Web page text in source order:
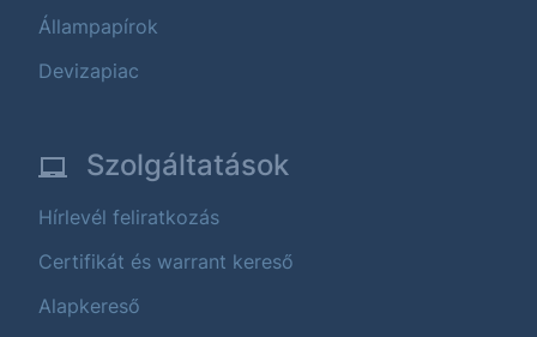
Állampapírok
Devizapiac
Szolgáltatások
Hírlevél feliratkozás
Certifikát és warrant kereső
Alapkereső